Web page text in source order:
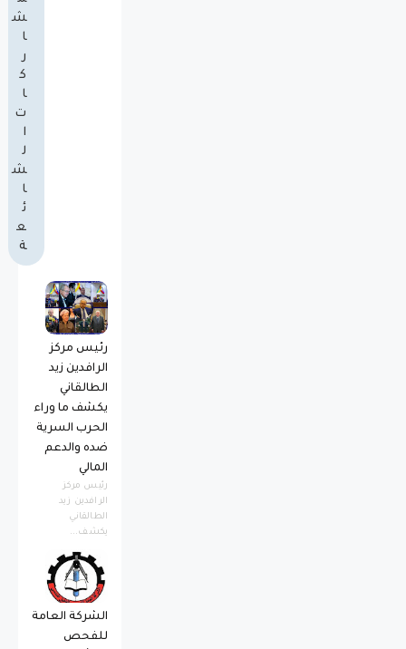
ش
ا
ر
ك
ا
ت
ا
ل
ش
ا
ئ
ع
ة
رئيس مركز
الرافدين زيد
الطالقاني
يكشف ما وراء
الحرب السرية
ضده والدعم
المالي
رئيس مركز
الرافدين زيد
الطالقاني
يكشف...
الشركة العامة
للفحص